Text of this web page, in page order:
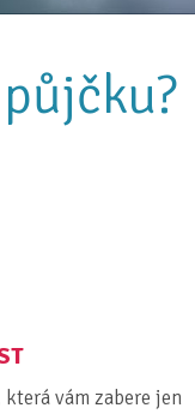
vám zabere jen